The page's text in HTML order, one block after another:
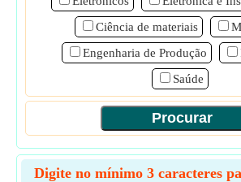
Ciência de materiais
Engenharia de Produção
Saúde
Digite no mínimo 3 caracteres